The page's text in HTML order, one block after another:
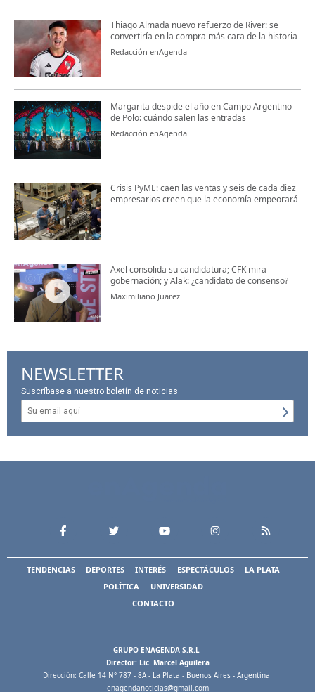
Thiago Almada nuevo refuerzo de River: se
convertiría en la compra más cara de la historia
Redacción enAgenda
Margarita despide el año en Campo Argentino
de Polo: cuándo salen las entradas
Redacción enAgenda
Crisis PyME: caen las ventas y seis de cada diez
empresarios creen que la economía empeorará
Axel consolida su candidatura; CFK mira
gobernación; y Alak: ¿candidato de consenso?
Maximiliano Juarez
NEWSLETTER
Suscríbase a nuestro boletín de noticias
TENDENCIAS DEPORTES INTERÉS ESPECTÁCULOS
LA PLATA
POLÍTICA
UNIVERSIDAD
CONTACTO
GRUPO ENAGENDA S.R.L
Director: Lic. Marcel Aguilera
Dirección: Calle 14 N° 787 - 8A - La Plata - Buenos Aires - Argentina
enagendanoticias@gmail.com